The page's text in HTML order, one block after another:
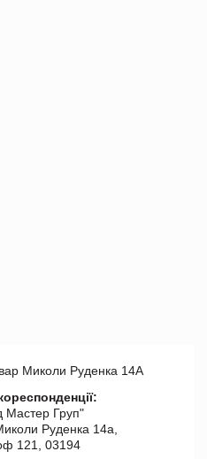
Миколи Руденка 14А
Мастер Груп"
Руденка 14а,
121, 03194